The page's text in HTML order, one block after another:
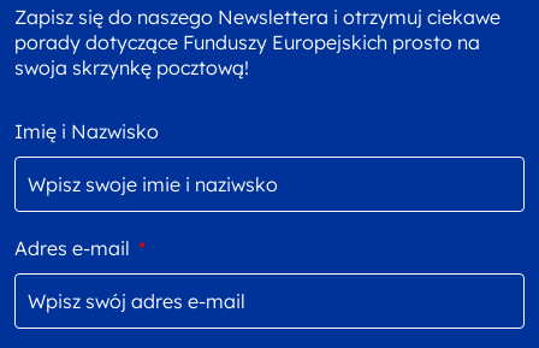
Zapisz się do naszego Newslettera i otrzymuj ciekawe
porady dotyczące Funduszy Europejskich prosto na
swoja skrzynkę pocztową!
Imię i Nazwisko
Adres e-mail *